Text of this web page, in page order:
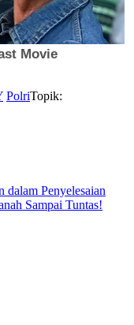
PolriTopik:
Penyelesaian
Sampai Tuntas!